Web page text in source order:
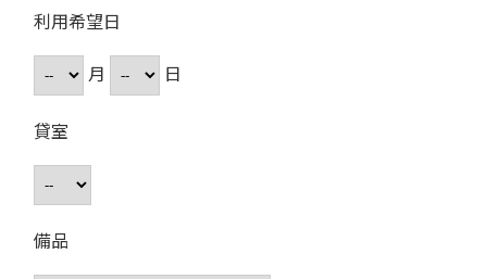
利用希望日
月
日
貸室
備品